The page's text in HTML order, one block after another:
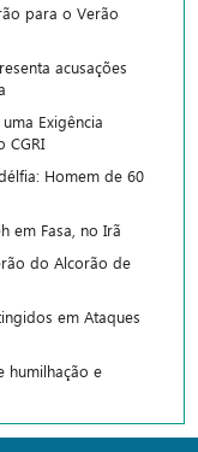
para o Verão
acusações
Exigência
CGRI
Homem de 60
em Fasa, no Irã
do Alcorão de
em Ataques
humilhação e